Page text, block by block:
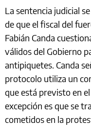
La sentencia judicial
de que el fiscal del
Fabián Canda
válidos del Gobierno
antipiquetes. Canda
protocolo utiliza un
que está previsto en
excepción es que se
cometidos en la